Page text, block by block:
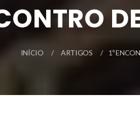
INÍCIO ARTIGOS 1º